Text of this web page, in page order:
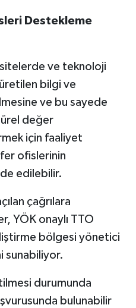
Destekleme
ve teknoloji
bilgi ve
ve bu sayede
değer
için faaliyet
ofislerinin
edilebilir.
çağrılara
YÖK onaylı TTO
bölgesi yönetici
sunabiliyor.
durumunda
bulunabilir